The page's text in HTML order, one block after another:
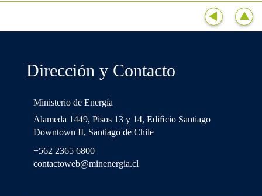
Dirección y Contacto
Ministerio de Energía
Alameda 1449, Pisos 13 y 14, Ediﬁcio Santiago
Downtown II, Santiago de Chile
+562 2365 6800
contactoweb@minenergia.cl